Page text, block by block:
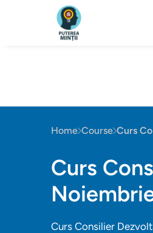
Home Course Curs
Curs
Curs Consilier